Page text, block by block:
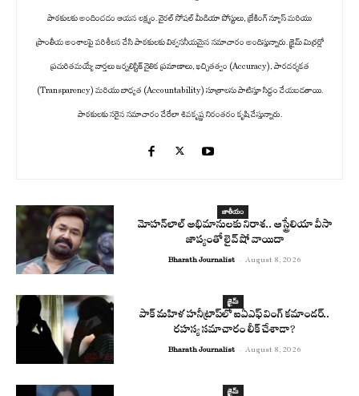
పాఠకులకు అందించడం ఆయన లక్ష్యం. వైరల్ సోషల్ మీడియా పోస్టులు, బ్రేకింగ్ న్యూస్ మరియు
ప్రాంతీయ అంశాలపై పరిశీలన చేసి పాఠకులకు విశ్వసనీయమైన సమాచారం అందిస్తున్నారు. క్రైమ్ మిర్రర్లో
ప్రచురితమయ్యే వార్తలు జర్నలిస్టిక్ నైతిక ప్రమాణాలు, ఖచ్చితత్వం (Accuracy), పారదర్శకత
(Transparency) మరియు బాధ్యత (Accountability) సూత్రాలను పాటిస్తూ సిద్ధం చేయబడతాయి.
పాఠకులకు సరైన సమాచారం చేరేలా శివకృష్ణ నిరంతరం కృషి చేస్తున్నారు.
జాతీయం
మోహన్‌లాల్ అభిమానులకు నిరాశ.. ఆస్ట్రేలియా వీసా
జాప్యంతో లైవ్ షో వాయిదా
Bharath Journalist - August 8, 2026
క్రైమ్
పాక్ మహిళ హనీట్రాప్‌లో ఐఏఎఫ్ వింగ్ కమాండర్..
రహస్య సమాచారం లీక్ చేశాడా?
Bharath Journalist - August 8, 2026
క్రైమ్